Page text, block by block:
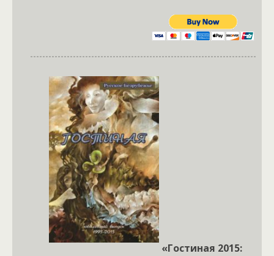
«Гостиная 2015: